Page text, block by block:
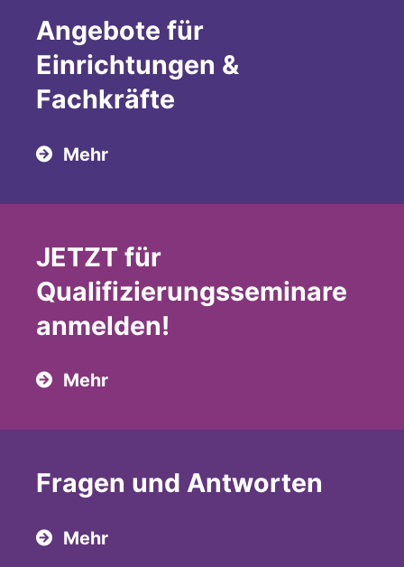
Angebote für
Einrichtungen &
Fachkräfte
Mehr
JETZT für
Qualifizierungsseminare
anmelden!
Mehr
Fragen und Antworten
Mehr